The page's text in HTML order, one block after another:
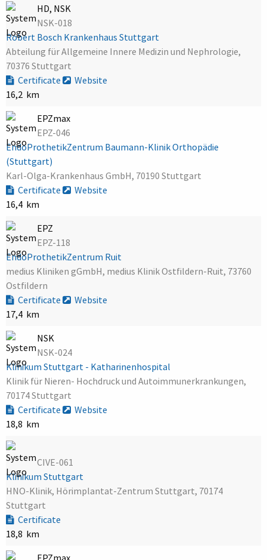
HD, NSK
NSK-018
Robert Bosch Krankenhaus Stuttgart
Abteilung für Allgemeine Innere Medizin und Nephrologie,
70376 Stuttgart
Certificate
Website
16,2 km
EPZmax
EPZ-046
EndoProthetikZentrum Baumann-Klinik Orthopädie
(Stuttgart)
Karl-Olga-Krankenhaus GmbH, 70190 Stuttgart
Certificate
Website
16,4 km
EPZ
EPZ-118
EndoProthetikZentrum Ruit
medius Kliniken gGmbH, medius Klinik Ostfildern-Ruit, 73760
Ostfildern
Certificate
Website
17,4 km
NSK
NSK-024
Klinikum Stuttgart - Katharinenhospital
Klinik für Nieren- Hochdruck und Autoimmunerkrankungen,
70174 Stuttgart
Certificate
Website
18,8 km
CIVE-061
Klinikum Stuttgart
HNO-Klinik, Hörimplantat-Zentrum Stuttgart, 70174
Stuttgart
Certificate
18,8 km
EPZmax